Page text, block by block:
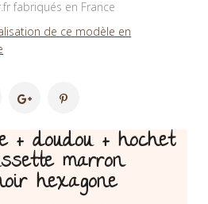
fabriqués en France
de ce modèle en
doudou + hochet
marron
hexagone